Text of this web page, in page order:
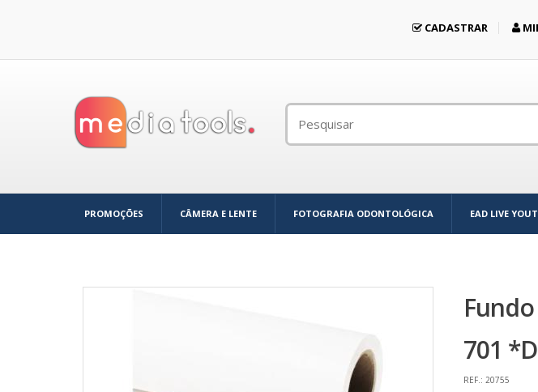
CADASTRAR
PROMOÇÕES CÂMERA E LENTE FOTOGRAFIA ODONTOLÓGICA EAD LIVE
701
REF.: 20755